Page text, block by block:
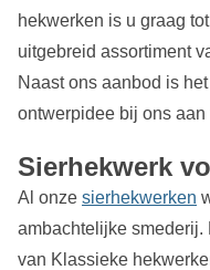
hekwerken is u graag
uitgebreid assortiment
Naast ons aanbod is
ontwerpidee bij ons aan
Sierhekwerk
Al onze sierhekwerken
ambachtelijke
van Klassieke